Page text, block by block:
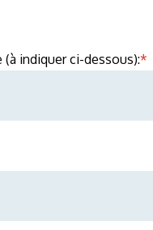
(à indiquer ci-dessous):*